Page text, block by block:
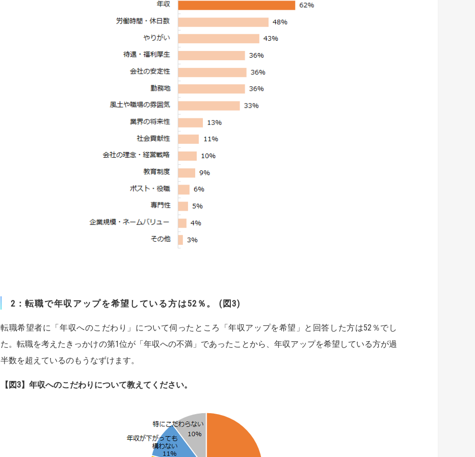
2：転職で年収アップを希望している方は52％。 (図3)
転職希望者に「年収へのこだわり」について伺ったところ「年収アップを希望」と回答した方は52％でし
た。転職を考えたきっかけの第1位が「年収への不満」であったことから、年収アップを希望している方が過
半数を超えているのもうなずけます。
【図3】年収へのこだわりについて教えてください。